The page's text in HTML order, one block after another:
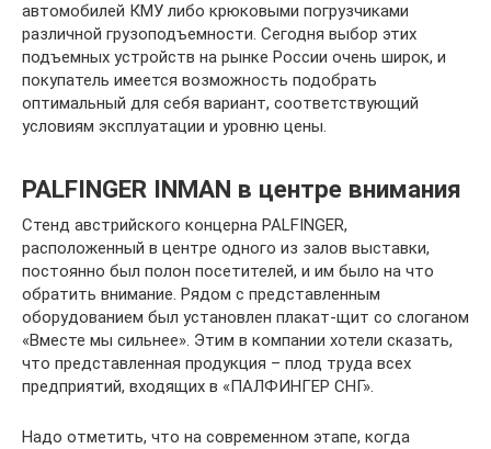
автомобилей КМУ либо крюковыми погрузчиками
различной грузоподъемности. Сегодня выбор этих
подъемных устройств на рынке России очень широк, и
покупатель имеется возможность подобрать
оптимальный для себя вариант, соответствующий
условиям эксплуатации и уровню цены.
PALFINGER INMAN в центре внимания
Стенд австрийского концерна PALFINGER,
расположенный в центре одного из залов выставки,
постоянно был полон посетителей, и им было на что
обратить внимание. Рядом с представленным
оборудованием был установлен плакат-щит со слоганом
«Вместе мы сильнее». Этим в компании хотели сказать,
что представленная продукция – плод труда всех
предприятий, входящих в «ПАЛФИНГЕР СНГ».
Надо отметить, что на современном этапе, когда